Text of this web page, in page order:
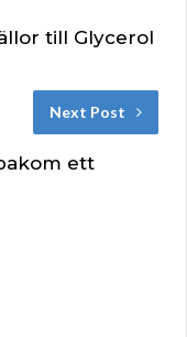
till Glycerol
Next Post
ett